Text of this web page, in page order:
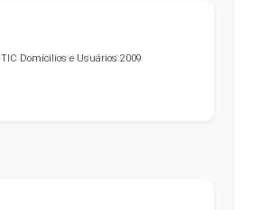
TIC Domícilios e Usuários 2009